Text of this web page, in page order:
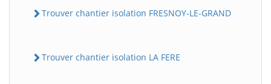
Trouver chantier isolation FRESNOY-LE-GRAND
Trouver chantier isolation LA FERE